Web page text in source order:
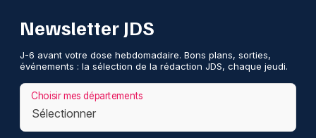
Newsletter JDS
J-6 avant votre dose hebdomadaire. Bons plans, sorties,
événements : la sélection de la rédaction JDS, chaque jeudi.
Choisir mes départements